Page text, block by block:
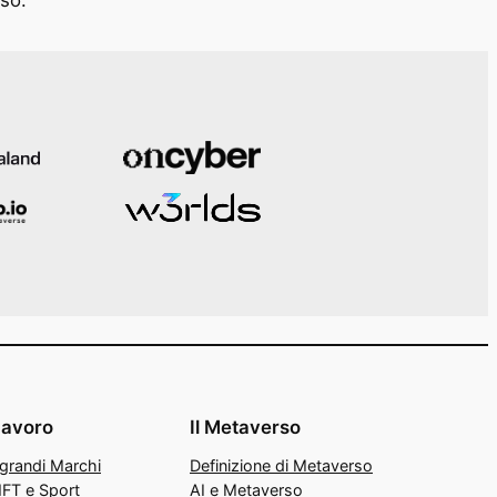
Marchi
e Sport
Il Metaverso
Definizione di Metaverso
AI e Metaverso